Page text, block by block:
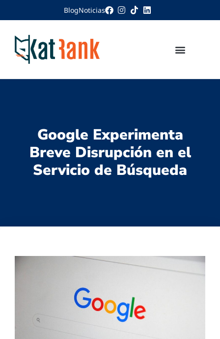
BlogNoticias
Google Experimenta
Breve Disrupción en el
Servicio de Búsqueda